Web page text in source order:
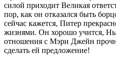
силой приходит Великая
пор, как он отказался быть
сейчас кажется, Питер
жизнями. Он хорошо учится,
отношения с Мэри Джейн
сделать ей предложение!